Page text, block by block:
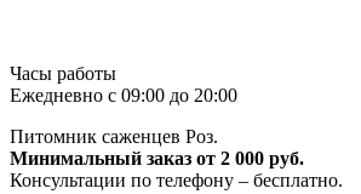
Часы работы
Ежедневно с 09:00 до 20:00
Питомник саженцев Роз.
Минимальный заказ от 2 000 руб.
Консультации по телефону – бесплатно.